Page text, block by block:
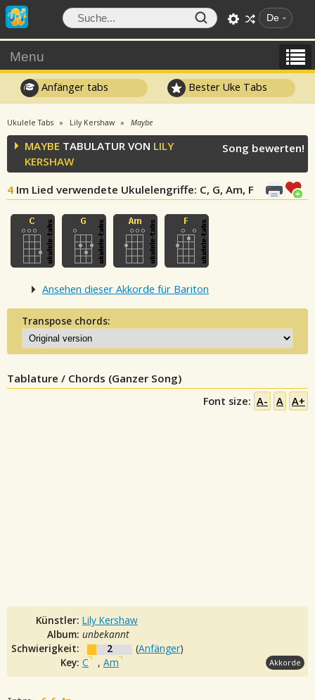
De
Menu
Anfänger tabs Bester Uke Tabs
Ukulele Tabs Lily Kershaw Maybe
MAYBE TABULATUR VON LILY
KERSHAW
4 Im Lied verwendete Ukulelengriffe: C, G, Am, F
Song bewerten!
Ansehen dieser Akkorde für Bariton
Transpose chords:
Tablature / Chords (Ganzer Song)
Font size: A- A A+
Künstler: Lily Kershaw
Album: unbekannt
Schwierigkeit:
2 (Anfänger)
Key: C , Am Akkorde